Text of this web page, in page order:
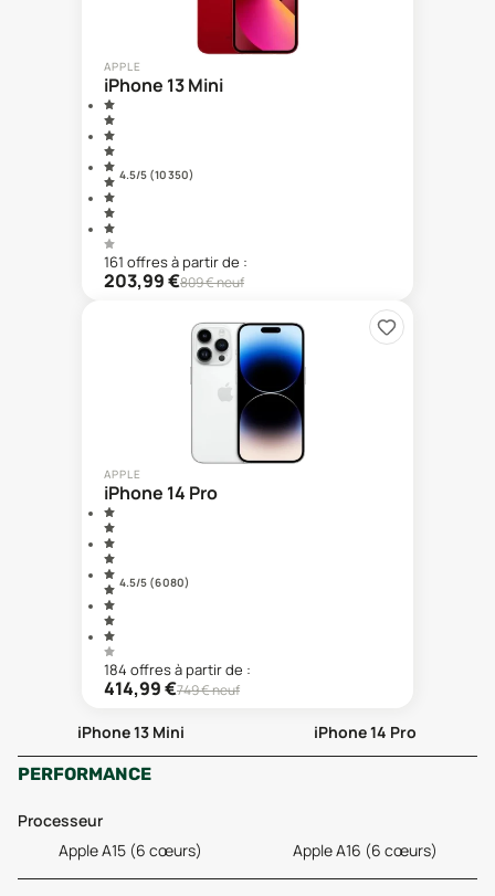
APPLE
iPhone 13 Mini
4.5/5 (10 350)
161 offresà partir de :
203,99€809€ neuf
APPLE
iPhone 14 Pro
4.5/5 (6 080)
184 offresà partir de :
414,99€749€ neuf
iPhone 13 Mini
iPhone 14 Pro
PERFORMANCE
Processeur
Apple A15 (6 cœurs)
Apple A16 (6 cœurs)